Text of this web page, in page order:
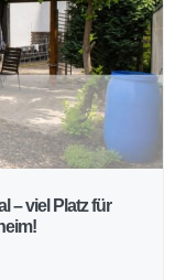
– viel Platz für